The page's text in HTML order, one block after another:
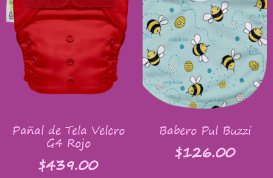
Pañal de Tela Velcro
G4 Rojo
$439.00
Babero Pul Buzzi
$126.00